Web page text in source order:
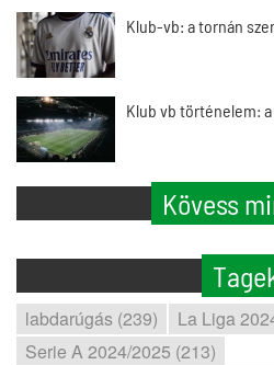
Klub-vb: a tornán
Klub vb történelem:
Kövess
labdarúgás (239)
La Liga
Serie A 2024/2025 (213)